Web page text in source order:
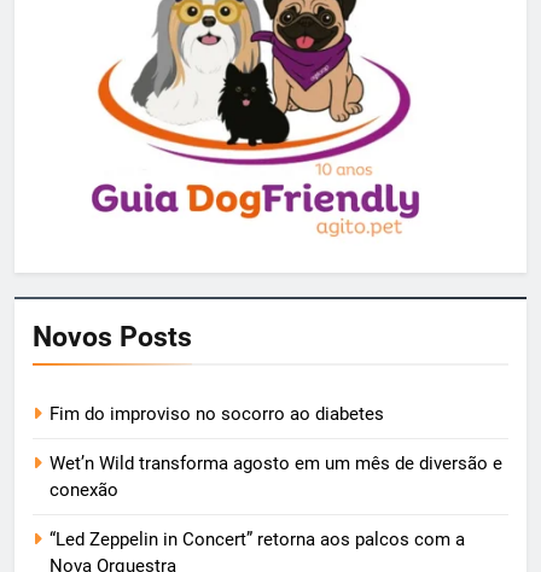
Novos Posts
Fim do improviso no socorro ao diabetes
Wet’n Wild transforma agosto em um mês de diversão e
conexão
“Led Zeppelin in Concert” retorna aos palcos com a
Nova Orquestra